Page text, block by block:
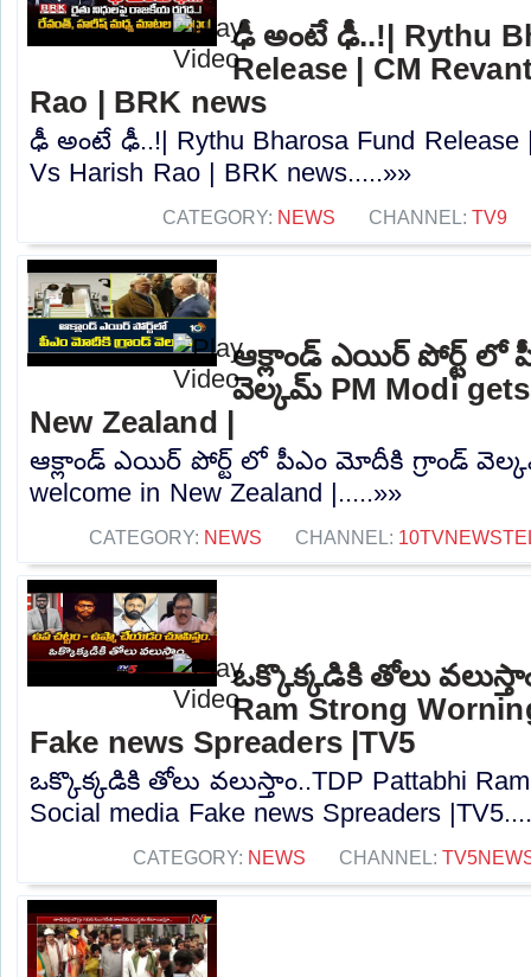
ఢీ అంటే ఢీ..!| Rythu
Release | CM
Rao | BRK news
ఢీ అంటే ఢీ..!| Rythu Bharosa Fund Release
Vs Harish Rao | BRK news.....»»
CATEGORY: NEWS CHANNEL: TV9
ఆక్లాండ్ ఎయిర్ పోర్ట్ లో
వెల్కమ్ PM Modi
New Zealand |
ఆక్లాండ్ ఎయిర్ పోర్ట్ లో పీఎం మోదీకి గ్రాండ్
welcome in New Zealand |.....»»
CATEGORY: NEWS CHANNEL:
ఒక్కొక్కడికి తోలు
Ram Strong
Fake news Spreaders |TV5
ఒక్కొక్కడికి తోలు వలుస్తాం..TDP Pattabhi
Social media Fake news Spreaders
CATEGORY: NEWS CHANNEL: